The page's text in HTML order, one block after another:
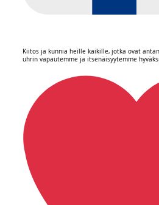
Kiitos ja kunnia heille kaikille, jotka ovat
uhrin vapautemme ja itsenäisyytemme